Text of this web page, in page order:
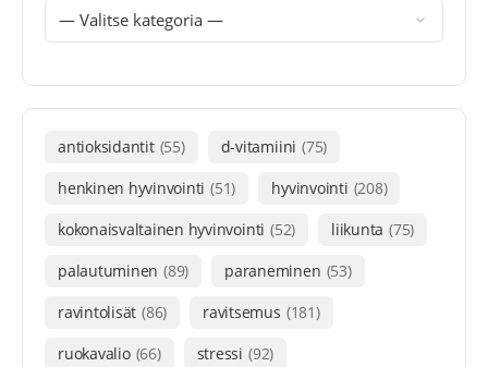
antioksidantit (55) d-vitamiini (75)
henkinen hyvinvointi (51) hyvinvointi (208)
kokonaisvaltainen hyvinvointi (52) liikunta (75)
palautuminen (89) paraneminen (53)
ravintolisät (86) ravitsemus (181)
ruokavalio (66) stressi (92)